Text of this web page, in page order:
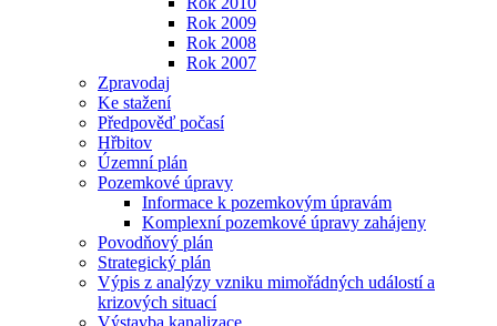
Rok 2009
Rok 2008
Rok 2007
Zpravodaj
Ke stažení
Předpověď počasí
Hřbitov
Územní plán
Pozemkové úpravy
Informace k pozemkovým úpravám
Komplexní pozemkové úpravy zahájeny
Povodňový plán
Strategický plán
Výpis z analýzy vzniku mimořádných událostí a
krizových situací
Výstavba kanalizace